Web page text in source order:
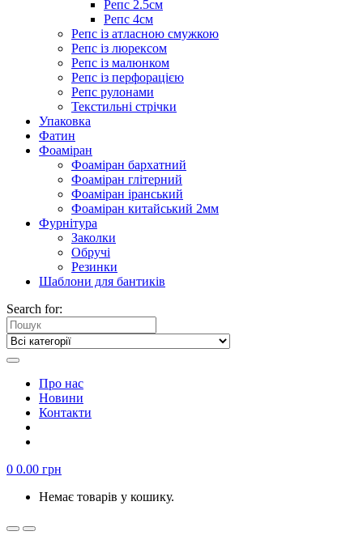
Репс 2.5см
Репс 4см
Репс із атласною смужкою
Репс із люрексом
Репс із малюнком
Репс із перфорацією
Репс рулонами
Текстильні стрічки
Упаковка
Фатин
Фоаміран
Фоаміран бархатний
Фоаміран глітерний
Фоаміран іранський
Фоаміран китайський 2мм
Фурнітура
Заколки
Обручі
Резинки
Шаблони для бантиків
Search for:
Про нас
Новини
Контакти
0 0.00 грн
Немає товарів у кошику.